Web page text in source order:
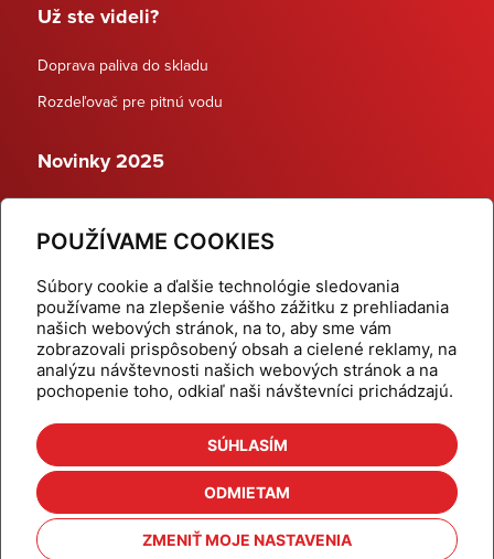
POUŽÍVAME COOKIES
Súbory cookie a ďalšie technológie sledovania
používame na zlepšenie vášho zážitku z prehliadania
našich webových stránok, na to, aby sme vám
zobrazovali prispôsobený obsah a cielené reklamy, na
analýzu návštevnosti našich webových stránok a na
pochopenie toho, odkiaľ naši návštevníci prichádzajú.
SÚHLASÍM
ODMIETAM
ZMENIŤ MOJE NASTAVENIA
Už ste videli?
Doprava paliva do skladu
Rozdeľovač pre pitnú vodu
Novinky 2025
Dynamické termostatické ventily
Domov
Produkty
Aktuality
Odber šikovné tipy
Kalkulačky
Cenníky
Na stiahnutie
Referencie
Kontakt